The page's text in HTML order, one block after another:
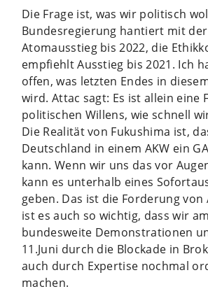
Die Frage ist, was wir politisch
Bundesregierung hantiert mit
Atomausstieg bis 2022, die
empfiehlt Ausstieg bis 2021. Ich
offen, was letzten Endes in
wird. Attac sagt: Es ist allein eine
politischen Willens, wie schnell
Die Realität von Fukushima ist,
Deutschland in einem AKW ein
kann. Wenn wir uns das vor
kann es unterhalb eines
geben. Das ist die Forderung von
ist es auch so wichtig, dass wir
bundesweite Demonstrationen
11.Juni durch die Blockade in
auch durch Expertise nochmal
machen.